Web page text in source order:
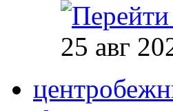
25 авг